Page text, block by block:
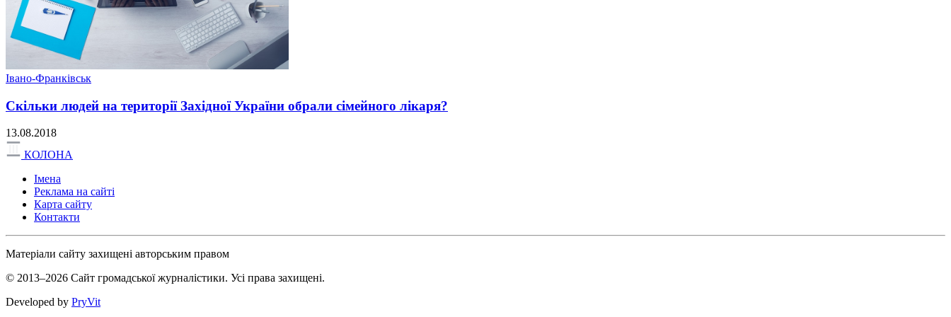
Івано-Франківськ
Скільки людей на території Західної України обрали сімейного лікаря?
13.08.2018
КОЛОНА
Імена
Реклама на сайті
Карта сайту
Контакти
Матеріали сайту захищені авторським правом
© 2013–2026 Сайт громадської журналістики. Усі права захищені.
Developed by PryVit